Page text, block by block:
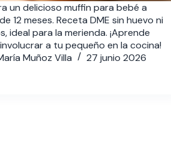
un delicioso muffin para bebé a
12 meses. Receta DME sin huevo ni
ideal para la merienda. ¡Aprende
a tu pequeño en la cocina!
Muñoz Villa
27 junio 2026